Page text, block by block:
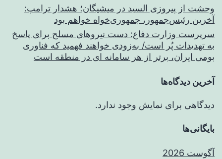
وحشت از پیروزی السید در میشیگان؛ هشدار ترامپ:
آخرین رئیس‌جمهور، جمهوری‌خواه خواهم بود
سرپرست وزارت دفاع: دست نیروهای مسلح برای پاسخ
به تهدیدات پُر است/ به‌زودی خواهند فهمید که فناوری
بومی ایران، برتر از هر سامانه ای در منطقه است
آخرین دیدگاه‌ها
دیدگاهی برای نمایش وجود ندارد.
بایگانی‌ها
آگوست 2026